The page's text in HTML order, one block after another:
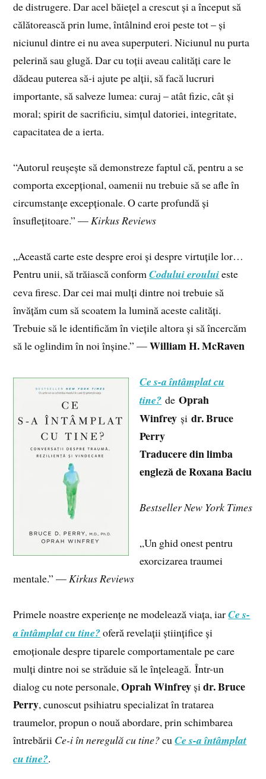
de distrugere. Dar acel băiețel a crescut și a început să
călătorească prin lume, întâlnind eroi peste tot – și
niciunul dintre ei nu avea superputeri. Niciunul nu purta
pelerină sau glugă. Dar cu toții aveau calități care le
dădeau puterea să-i ajute pe alții, să facă lucruri
importante, să salveze lumea: curaj – atât fizic, cât și
moral; spirit de sacrificiu, simțul datoriei, integritate,
capacitatea de a ierta.
“Autorul reușește să demonstreze faptul că, pentru a se
comporta excepțional, oamenii nu trebuie să se afle în
circumstanțe excepționale. O carte profundă și
însuflețitoare.” —Kirkus Reviews
„Această carte este despre eroi și despre virtuțile lor…
Pentru unii, să trăiască conformCodului erouluieste
ceva firesc. Dar cei mai mulți dintre noi trebuie să
învățăm cum să scoatem la lumină aceste calități.
Trebuie să le identificăm în viețile altora și să încercăm
să le oglindim în noi înșine.” —William H. McRaven
Ce s-a întâmplat cu
tine? deOprah
Winfrey șidr. Bruce
Perry
Traducere din limba
engleză de Roxana Baciu
Bestseller New York Times
„Un ghid onest pentru
exorcizarea traumei
mentale.” —Kirkus Reviews
Primele noastre experiențe ne modelează viața, iarCe s-
a întâmplat cu tine?oferă revelații științifice și
emoționale despre tiparele comportamentale pe care
mulți dintre noi se străduie să le înțeleagă. Într-un
dialog cu note personale,Oprah Winfrey șidr. Bruce
Perry, cunoscut psihiatru specializat în tratarea
traumelor, propun o nouă abordare, prin schimbarea
întrebării Ce-i în neregulă cu tine?cuCe s-a întâmplat
cu tine?.